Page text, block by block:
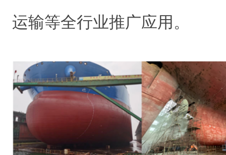
运输等全行业推广应用。